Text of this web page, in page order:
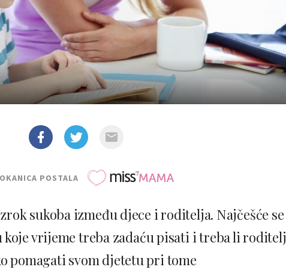
POSTALA
sukoba između djece i roditelja. Najčešće se
vrijeme treba zadaću pisati i treba li roditelj
pomagati svom djetetu pri tome